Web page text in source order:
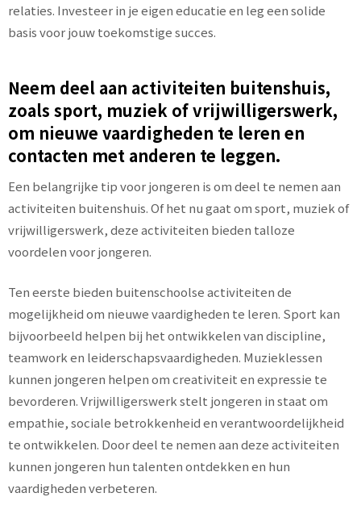
relaties. Investeer in je eigen educatie en leg een solide
basis voor jouw toekomstige succes.
Neem deel aan activiteiten buitenshuis,
zoals sport, muziek of vrijwilligerswerk,
om nieuwe vaardigheden te leren en
contacten met anderen te leggen.
Een belangrijke tip voor jongeren is om deel te nemen aan
activiteiten buitenshuis. Of het nu gaat om sport, muziek of
vrijwilligerswerk, deze activiteiten bieden talloze
voordelen voor jongeren.
Ten eerste bieden buitenschoolse activiteiten de
mogelijkheid om nieuwe vaardigheden te leren. Sport kan
bijvoorbeeld helpen bij het ontwikkelen van discipline,
teamwork en leiderschapsvaardigheden. Muzieklessen
kunnen jongeren helpen om creativiteit en expressie te
bevorderen. Vrijwilligerswerk stelt jongeren in staat om
empathie, sociale betrokkenheid en verantwoordelijkheid
te ontwikkelen. Door deel te nemen aan deze activiteiten
kunnen jongeren hun talenten ontdekken en hun
vaardigheden verbeteren.